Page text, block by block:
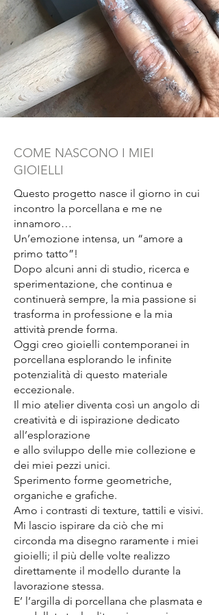
Fase di cottura:
Cuocio tutti i miei
pezzi a 1260 gradi in
monocottura, rendendo il
processo di produzione più
agile, economico ed
ecosostenibile.
naturale lavorando i pezzi in
base al progetto che voglio
realizzare con l'obiettivo di
ottenere un'armonia e uno stile
distintivo.
COME NASCONO I MIEI
GIOIELLI
Questo progetto nasce il giorno in cui
incontro la porcellana e me ne
innamoro…
Un’emozione intensa, un “amore a
primo tatto”!
Dopo alcuni anni di studio, ricerca e
sperimentazione, che continua e
continuerà sempre, la mia passione si
trasforma in professione e la mia
attività prende forma.
Oggi creo gioielli contemporanei in
porcellana esplorando le infinite
potenzialità di questo materiale
eccezionale.
Il mio atelier diventa così un angolo di
creatività e di ispirazione dedicato
all’esplorazione
e allo sviluppo delle mie collezione e
dei miei pezzi unici.
Sperimento forme geometriche,
organiche e grafiche.
Amo i contrasti di texture, tattili e visivi.
Mi lascio ispirare da ciò che mi
circonda ma disegno raramente i miei
gioielli; il più delle volte realizzo
direttamente il modello durante la
lavorazione stessa.
E’ l’argilla di porcellana che plasmata e